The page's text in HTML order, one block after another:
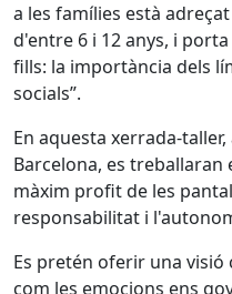
a les famílies està
d'entre 6 i 12 anys, i
fills: la importància dels
socials”.
En aquesta xerrada-
Barcelona, es
màxim profit de les
responsabilitat i
Es pretén oferir una
com les emocions ens